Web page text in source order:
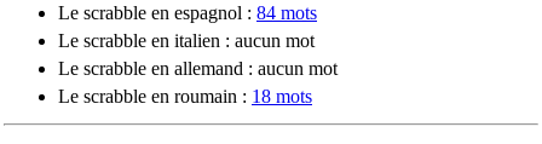
Le scrabble en espagnol : 84 mots
Le scrabble en italien : aucun mot
Le scrabble en allemand : aucun mot
Le scrabble en roumain : 18 mots